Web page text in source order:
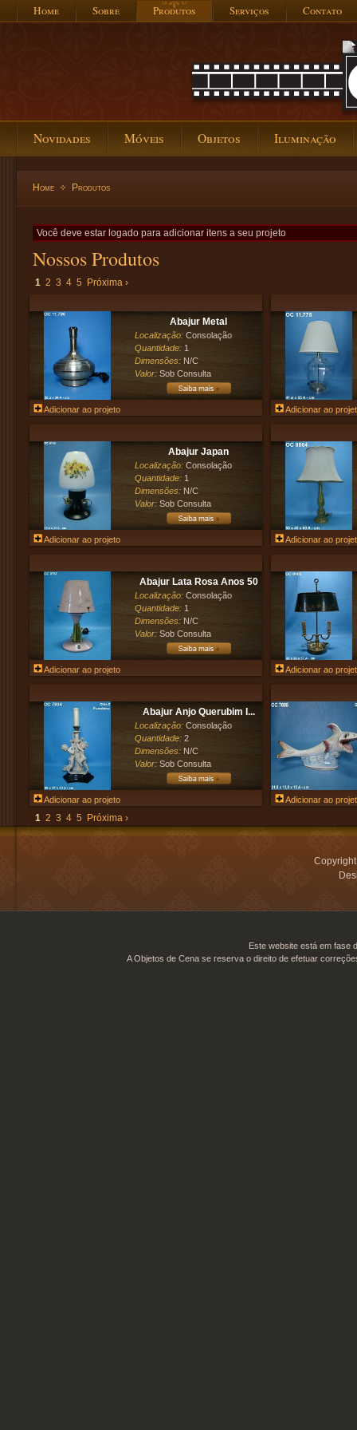
Home Sobre Produtos Serviços Contato
Novidades Móveis Objetos Iluminação
Home Produtos
Você deve estar logado para adicionar itens a seu projeto
Nossos Produtos
1 2 3 4 5 Próxima ›
Abajur Metal
Localização: Consolação
Quantidade: 1
Dimensões: N/C
Valor: Sob Consulta
Adicionar ao projeto Adicionar ao
Abajur Japan
Localização: Consolação
Quantidade: 1
Dimensões: N/C
Valor: Sob Consulta
Adicionar ao projeto Adicionar ao
Abajur Lata Rosa Anos 50
Localização: Consolação
Quantidade: 1
Dimensões: N/C
Valor: Sob Consulta
Adicionar ao projeto Adicionar ao
Abajur Anjo Querubim I...
Localização: Consolação
Quantidade: 2
Dimensões: N/C
Valor: Sob Consulta
Adicionar ao projeto Adicionar ao
1 2 3 4 5 Próxima ›
Este website está em fase
A Objetos de Cena se reserva o direito de efetuar